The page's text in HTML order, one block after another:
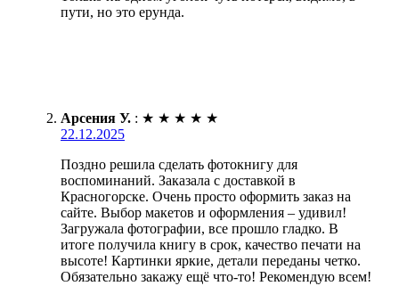
пути, но это ерунда.
Арсения У. : ★ ★ ★ ★ ★
22.12.2025
Поздно решила сделать фотокнигу для
воспоминаний. Заказала с доставкой в
Красногорске. Очень просто оформить заказ на
сайте. Выбор макетов и оформления – удивил!
Загружала фотографии, все прошло гладко. В
итоге получила книгу в срок, качество печати на
высоте! Картинки яркие, детали переданы четко.
Обязательно закажу ещё что-то! Рекомендую всем!